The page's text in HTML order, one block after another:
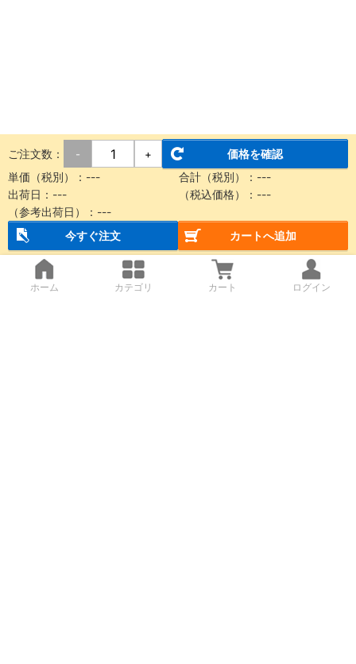
ご注文数： - +
価格を確認
単価（税別）： --- 合計（税別）： ---
出荷日： --- （税込価格）： ---
（参考出荷日）： ---
今すぐ注文
カートへ追加
ホーム カテゴリ カート ログイン